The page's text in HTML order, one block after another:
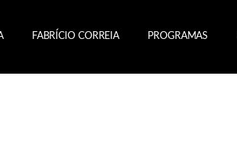
FABRÍCIO CORREIA PROGRAMAS